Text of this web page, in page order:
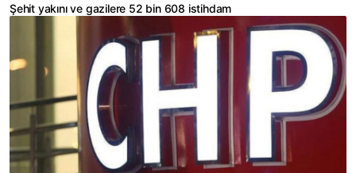
Şehit yakını ve gazilere 52 bin 608 istihdam